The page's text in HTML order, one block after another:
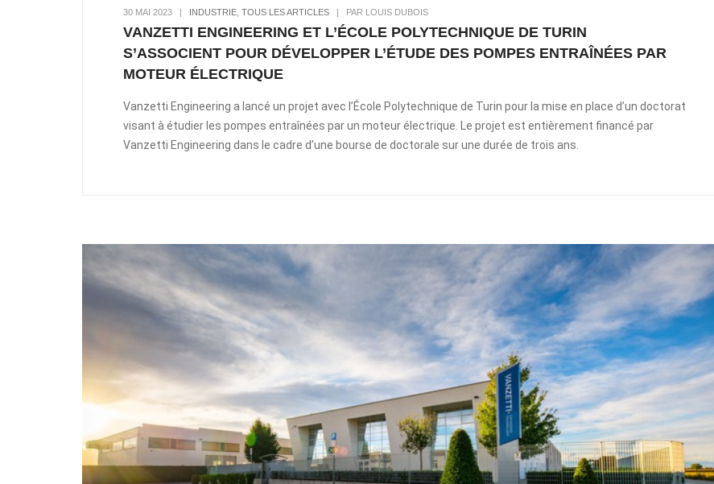
30 MAI 2023 | INDUSTRIE TOUS LES ARTICLES | PAR LOUIS DUBOIS
VANZETTI ENGINEERING ET L’ÉCOLE POLYTECHNIQUE DE TURIN
S’ASSOCIENT POUR DÉVELOPPER L’ÉTUDE DES POMPES ENTRAÎNÉES PAR
MOTEUR ÉLECTRIQUE
Vanzetti Engineering a lancé un projet avec l’École Polytechnique de Turin pour la mise en place d’un doctorat
visant à étudier les pompes entraînées par un moteur électrique. Le projet est entièrement financé par
Vanzetti Engineering dans le cadre d’une bourse de doctorale sur une durée de trois ans.